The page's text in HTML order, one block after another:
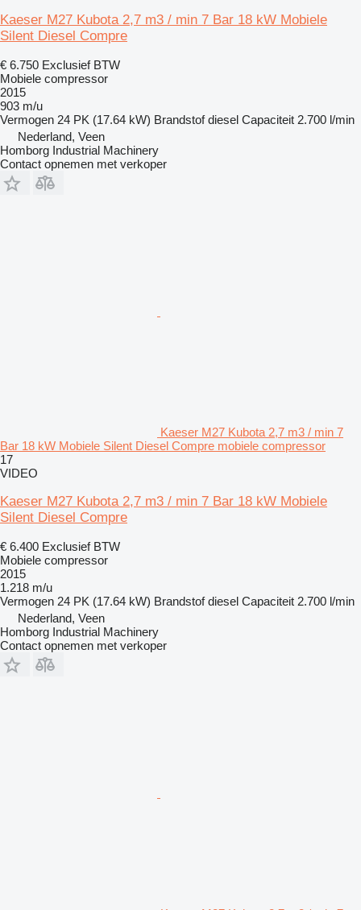
Kaeser M27 Kubota 2,7 m3 / min 7 Bar 18 kW Mobiele
Silent Diesel Compre
€ 6.750 Exclusief BTW
Mobiele compressor
2015
903 m/u
Vermogen 24 PK (17.64 kW) Brandstof diesel Capaciteit 2.700 l/min
Nederland, Veen
Homborg Industrial Machinery
Contact opnemen met verkoper
Kaeser M27 Kubota 2,7 m3 / min 7
Bar 18 kW Mobiele Silent Diesel Compre mobiele compressor
17
VIDEO
Kaeser M27 Kubota 2,7 m3 / min 7 Bar 18 kW Mobiele
Silent Diesel Compre
€ 6.400 Exclusief BTW
Mobiele compressor
2015
1.218 m/u
Vermogen 24 PK (17.64 kW) Brandstof diesel Capaciteit 2.700 l/min
Nederland, Veen
Homborg Industrial Machinery
Contact opnemen met verkoper